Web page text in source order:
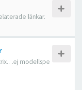
länkar.
trix…ej modellspe